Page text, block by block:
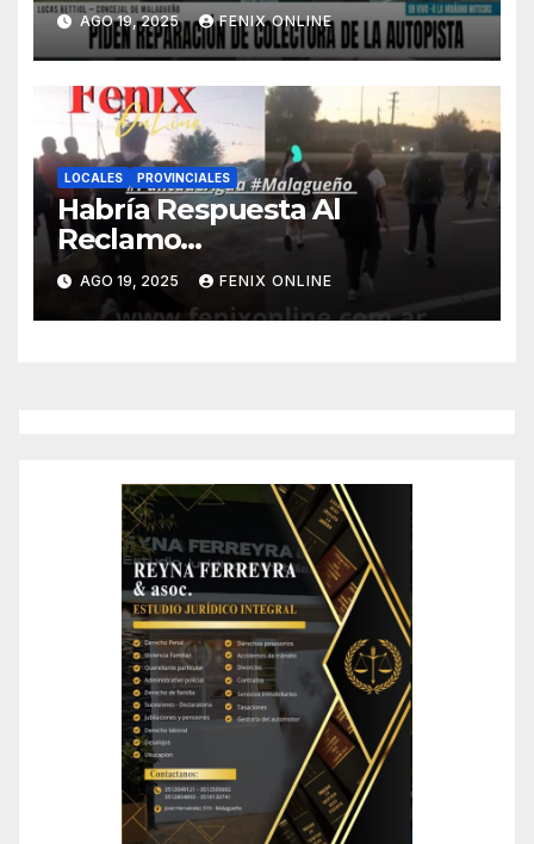
AGO 19, 2025 FENIX ONLINE
LOCALES PROVINCIALES
Habría Respuesta Al
Reclamo…
AGO 19, 2025 FENIX ONLINE